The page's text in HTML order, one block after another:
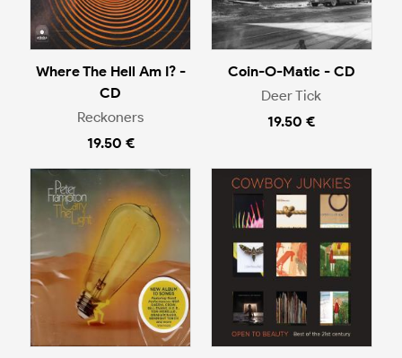
Where The Hell Am I? -
CD
Reckoners
19.50 €
Coin-O-Matic - CD
Deer Tick
19.50 €